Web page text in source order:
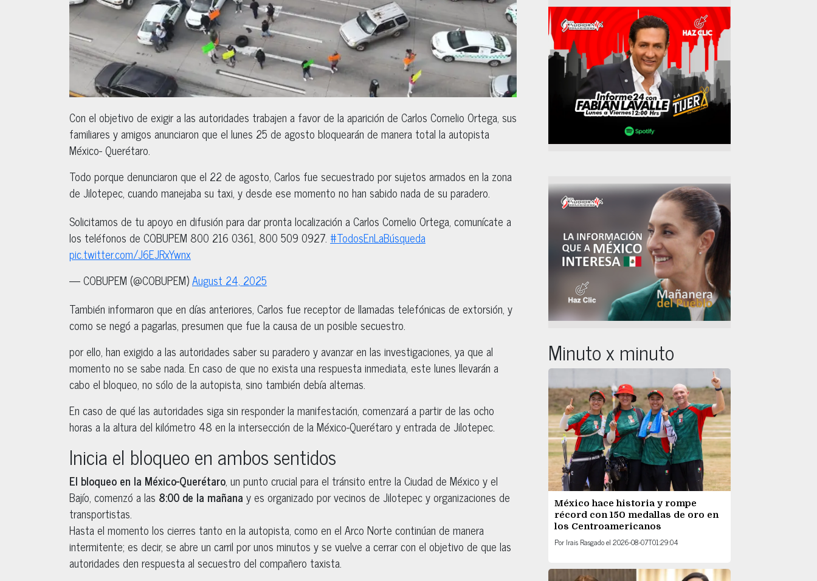
Con el objetivo de exigir a las autoridades trabajen a favor de la aparición de Carlos Cornelio Ortega, sus
familiares y amigos anunciaron que el lunes 25 de agosto bloquearán de manera total la autopista
México- Querétaro.
Todo porque denunciaron que el 22 de agosto, Carlos fue secuestrado por sujetos armados en la zona
de Jilotepec, cuando manejaba su taxi, y desde ese momento no han sabido nada de su paradero.
Solicitamos de tu apoyo en difusión para dar pronta localización a Carlos Cornelio Ortega, comunícate a
los teléfonos de COBUPEM 800 216 0361, 800 509 0927. #TodosEnLaBúsqueda
pic.twitter.com/J6EJRxYwnx
— COBUPEM (@COBUPEM)August 24, 2025
También informaron que en días anteriores, Carlos fue receptor de llamadas telefónicas de extorsión, y
como se negó a pagarlas, presumen que fue la causa de un posible secuestro.
por ello, han exigido a las autoridades saber su paradero y avanzar en las investigaciones, ya que al
momento no se sabe nada. En caso de que no exista una respuesta inmediata, este lunes llevarán a
cabo el bloqueo, no sólo de la autopista, sino también debía alternas.
En caso de qué las autoridades siga sin responder la manifestación, comenzará a partir de las ocho
horas a la altura del kilómetro 48 en la intersección de la México-Querétaro y entrada de Jilotepec.
Inicia el bloqueo en ambos sentidos
El bloqueo en la México-Querétaro, un punto crucial para el tránsito entre la Ciudad de México y el
Bajío, comenzó a las 8:00 de la mañana y es organizado por vecinos de Jilotepec y organizaciones de
transportistas.
Hasta el momento los cierres tanto en la autopista, como en el Arco Norte continúan de manera
intermitente; es decir, se abre un carril por unos minutos y se vuelve a cerrar con el objetivo de que las
autoridades den respuesta al secuestro del compañero taxista.
Minuto x minuto
México hace historia y rompe
récord con 150 medallas de oro en
los Centroamericanos
Por Irais Rasgadoel 2026-08-07T01:29:04